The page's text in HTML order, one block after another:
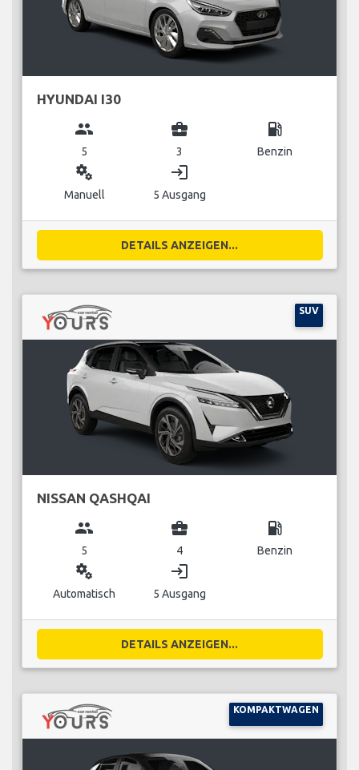
HYUNDAI I30
group
5
business_center
3
local_gas_station
Benzin
miscellaneous_services
Manuell
login
5 Ausgang
DETAILS ANZEIGEN...
SUV
NISSAN QASHQAI
group
5
business_center
4
local_gas_station
Benzin
miscellaneous_services
Automatisch
login
5 Ausgang
DETAILS ANZEIGEN...
KOMPAKTWAGEN